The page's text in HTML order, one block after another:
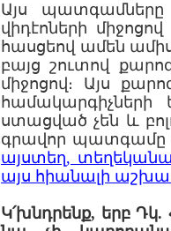
Այս պատգամները
վիդէոների
հասցեով ամեն
բայց շուտով
միջոցով։ Այս
ստացված չեն և
գրավոր պատգամը
այստեղ,
այս հիանալի
Կ՛խնդրենք, երբ